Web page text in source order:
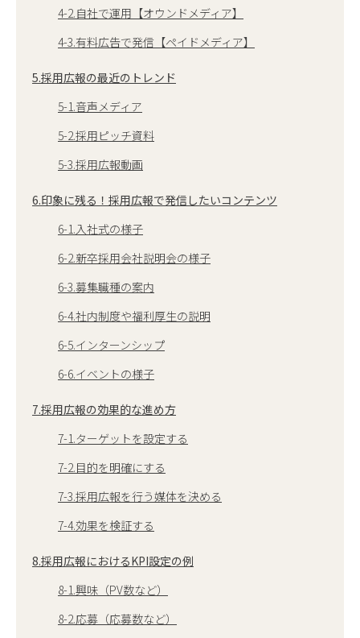
4-2.自社で運用【オウンドメディア】
4-3.有料広告で発信【ペイドメディア】
5.採用広報の最近のトレンド
5-1.音声メディア
5-2.採用ピッチ資料
5-3.採用広報動画
6.印象に残る！採用広報で発信したいコンテンツ
6-1.入社式の様子
6-2.新卒採用会社説明会の様子
6-3.募集職種の案内
6-4.社内制度や福利厚生の説明
6-5.インターンシップ
6-6.イベントの様子
7.採用広報の効果的な進め方
7-1.ターゲットを設定する
7-2.目的を明確にする
7-3.採用広報を行う媒体を決める
7-4.効果を検証する
8.採用広報におけるKPI設定の例
8-1.興味（PV数など）
8-2.応募（応募数など）